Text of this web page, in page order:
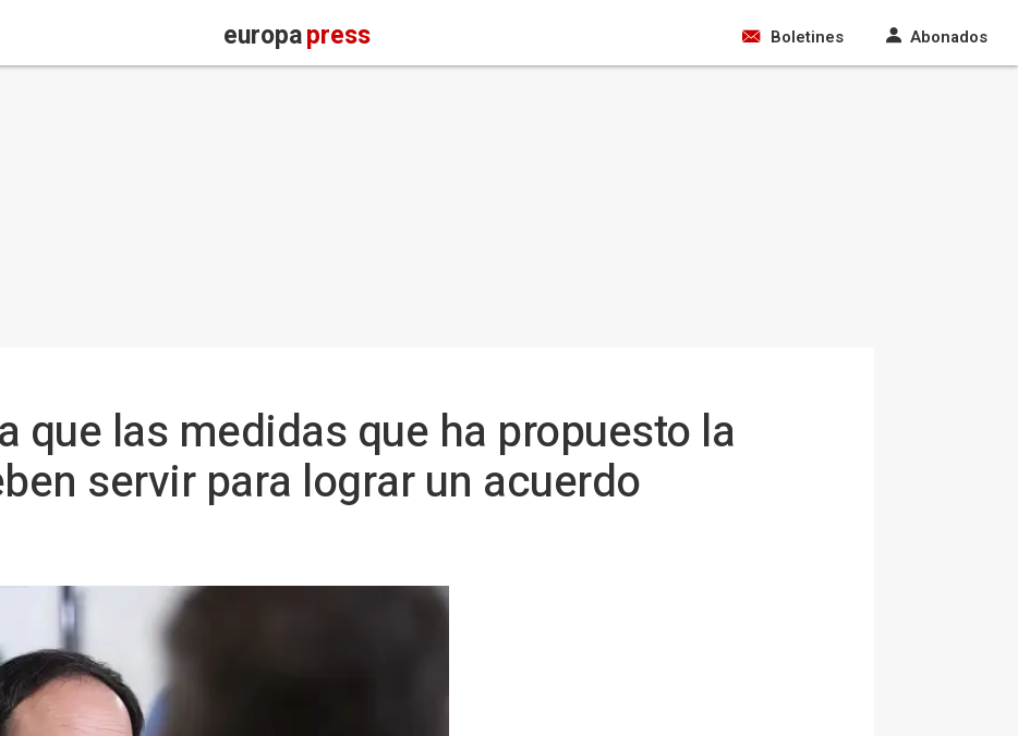
europapress Boletines Abonados
que las medidas que ha propuesto la
servir para lograr un acuerdo